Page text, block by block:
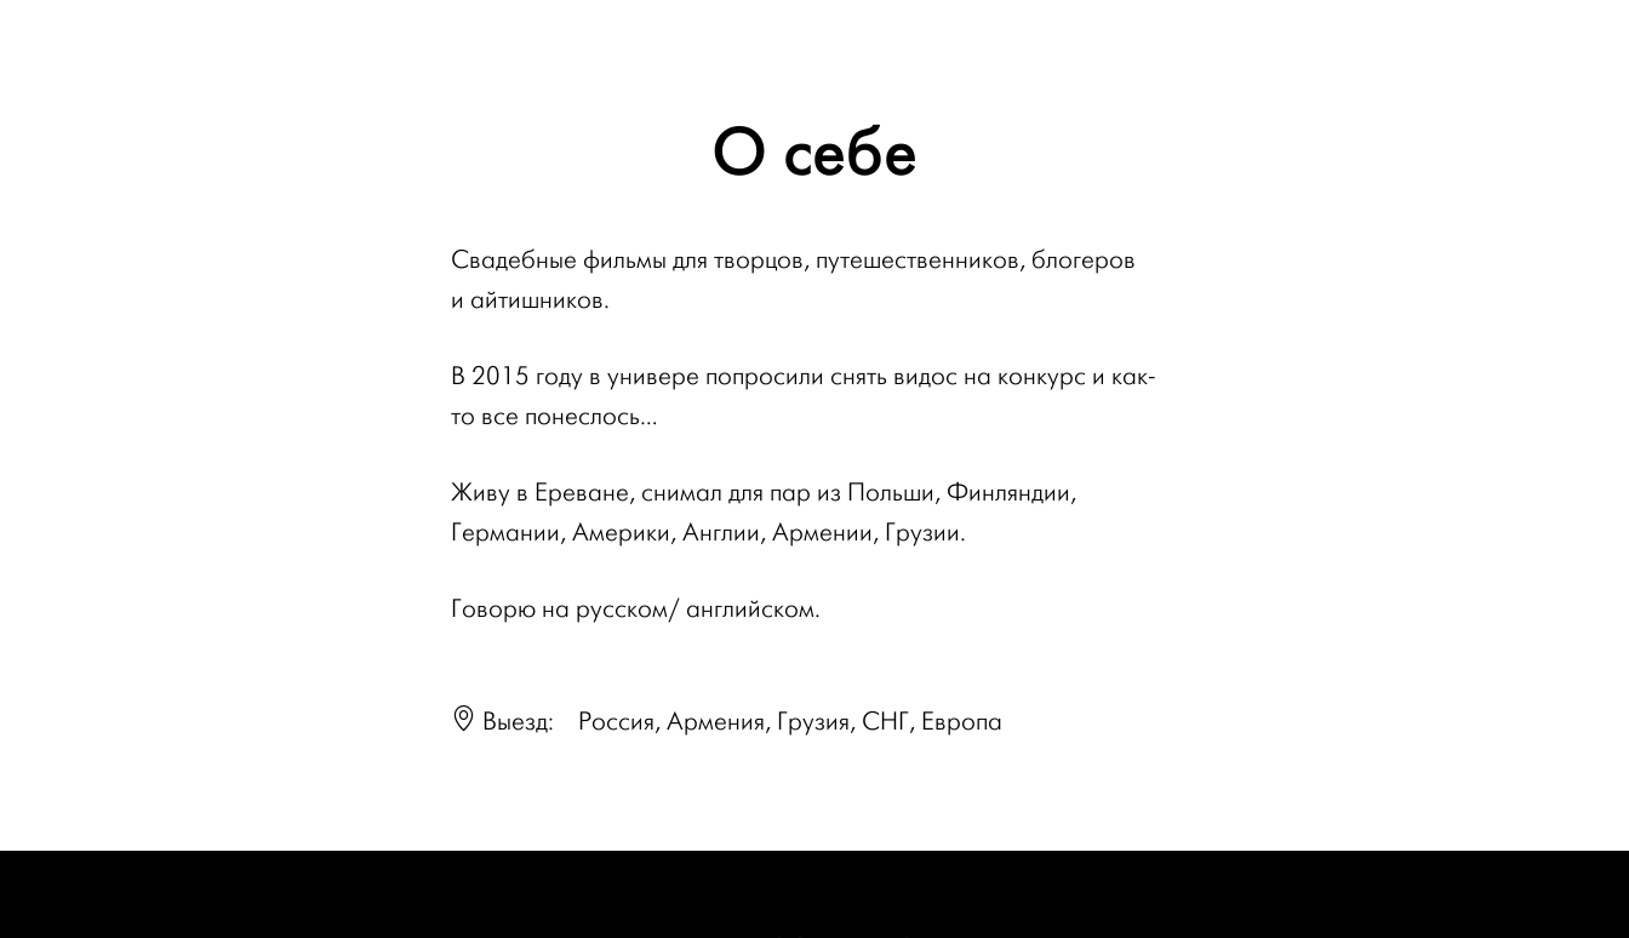
О себе
Свадебные фильмы для творцов, путешественников, блогеров
и айтишников.
В 2015 году в универе попросили снять видос на конкурс и как-
то все понеслось…
Живу в Ереване, снимал для пар из Польши, Финляндии,
Германии, Америки, Англии, Армении, Грузии.
Говорю на русском/ английском.
Выезд: Россия, Армения, Грузия, СНГ, Европа